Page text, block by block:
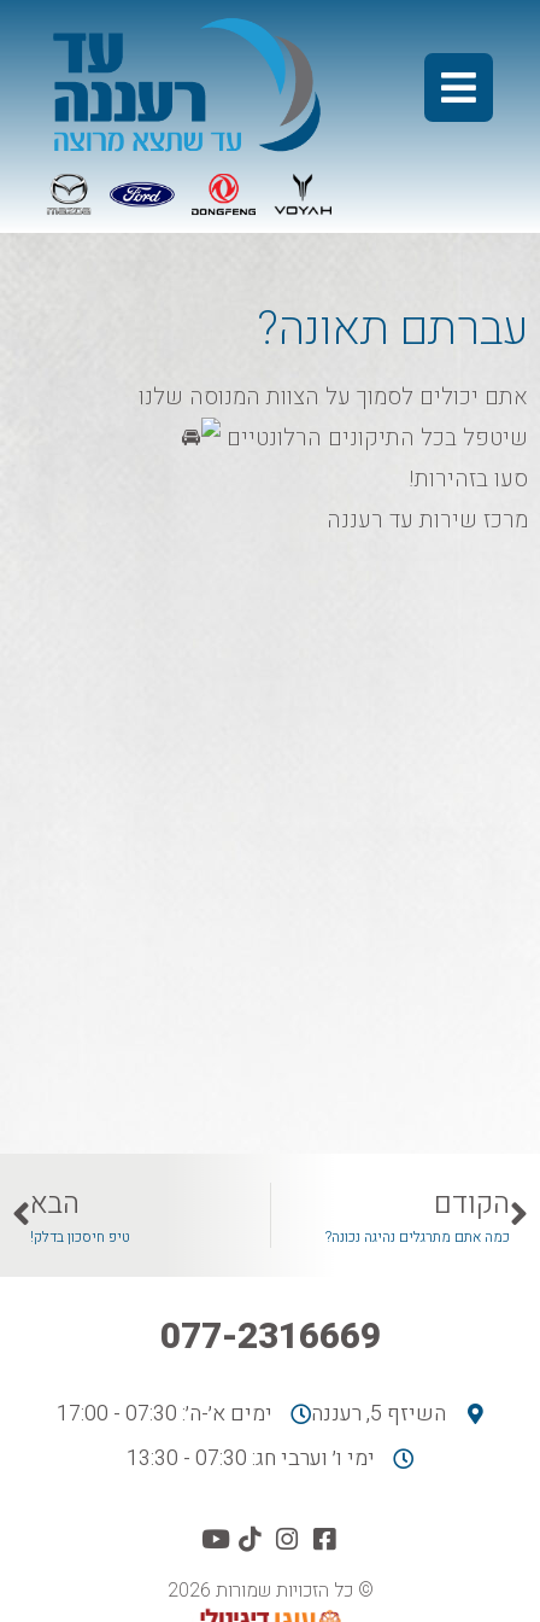
עברתם תאונה?
אתם יכולים לסמוך על הצוות המנוסה שלנו
שיטפל בכל התיקונים הרלונטיים
סעו בזהירות!
מרכז שירות עד רעננה
הקודם
כמה אתם מתרגלים נהיגה נכונה?
הבא
טיפ חיסכון בדלק!
077-2316669
השיזף 5, רעננה
ימים א׳-ה׳: 07:30 - 17:00
ימי ו׳ וערבי חג: 07:30 - 13:30
© כל הזכויות שמורות 2026